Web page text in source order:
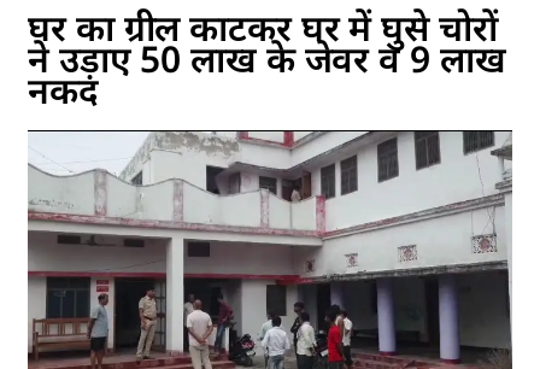
घर का ग्रील काटकर घर में घुसे चोरों
ने उड़ाए 50 लाख के जेवर व 9 लाख
नकद